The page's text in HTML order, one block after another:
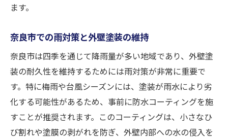
ます。
奈良市での雨対策と外壁塗装の維持
奈良市は四季を通じて降雨量が多い地域であり、外壁塗
装の耐久性を維持するためには雨対策が非常に重要で
す。特に梅雨や台風シーズンには、塗装が雨水により劣
化する可能性があるため、事前に防水コーティングを施
すことが推奨されます。このコーティングは、小さなひ
び割れや塗膜の剥がれを防ぎ、外壁内部への水の侵入を